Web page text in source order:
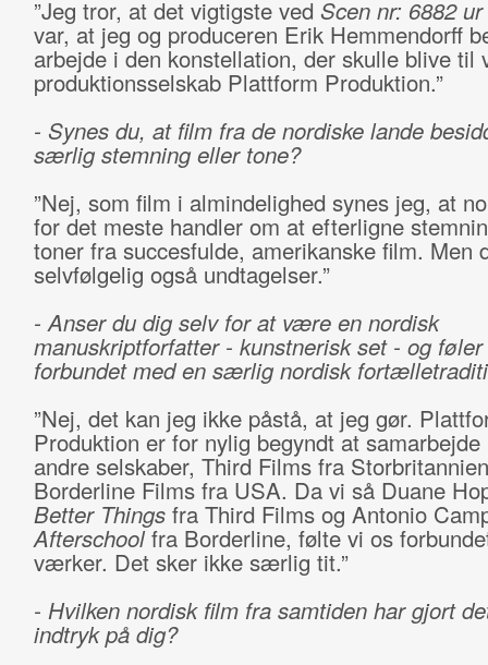
”Jeg tror, at det vigtigste ved Scen nr: 6882
var, at jeg og produceren Erik Hemmendorff
arbejde i den konstellation, der skulle blive til
produktionsselskab Plattform Produktion.”
- Synes du, at film fra de nordiske lande
særlig stemning eller tone?
”Nej, som film i almindelighed synes jeg, at
for det meste handler om at efterligne
toner fra succesfulde, amerikanske film. Men
selvfølgelig også undtagelser.”
- Anser du dig selv for at være en nordisk
manuskriptforfatter - kunstnerisk set - og
forbundet med en særlig nordisk
”Nej, det kan jeg ikke påstå, at jeg gør.
Produktion er for nylig begyndt at samarbejde
andre selskaber, Third Films fra
Borderline Films fra USA. Da vi så Duane
Better Thingsfra Third Films og Antonio
Afterschoolfra Borderline, følte vi os
værker. Det sker ikke særlig tit.”
- Hvilken nordisk film fra samtiden har gjort
indtryk på dig?